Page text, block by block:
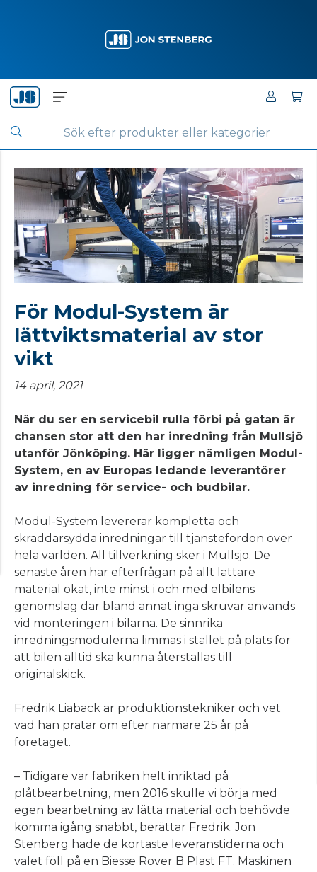
För Modul-System är
lättviktsmaterial av stor
vikt
14 april, 2021
När du ser en servicebil rulla förbi på gatan är
chansen stor att den har inredning från Mullsjö
utanför Jönköping. Här ligger nämligen Modul-
System, en av Europas ledande leverantörer
av inredning för service- och budbilar.
Modul-System levererar kompletta och
skräddarsydda inredningar till tjänstefordon över
hela världen. All tillverkning sker i Mullsjö. De
senaste åren har efterfrågan på allt lättare
material ökat, inte minst i och med elbilens
genomslag där bland annat inga skruvar används
vid monteringen i bilarna. De sinnrika
inredningsmodulerna limmas i stället på plats för
att bilen alltid ska kunna återställas till
originalskick.
Fredrik Liabäck är produktionstekniker och vet
vad han pratar om efter närmare 25 år på
företaget.
– Tidigare var fabriken helt inriktad på
plåtbearbetning, men 2016 skulle vi börja med
egen bearbetning av lätta material och behövde
komma igång snabbt, berättar Fredrik. Jon
Stenberg hade de kortaste leveranstiderna och
valet föll på en Biesse Rover B Plast FT. Maskinen